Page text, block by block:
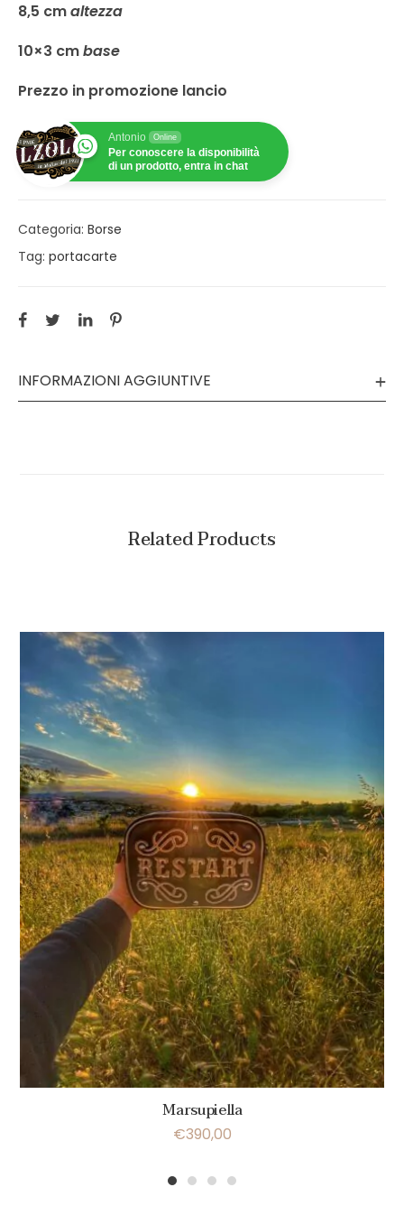
8,5 cmaltezza
10×3 cmbase
Prezzo in promozione lancio
Antonio Online
Per conoscere la disponibilità
di un prodotto, entra in chat
Categoria: Borse
Tag: portacarte
INFORMAZIONI AGGIUNTIVE
Related Products
Marsupiella
€390,00